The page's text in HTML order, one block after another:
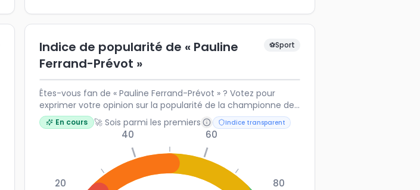
Indice de popularité de « Pauline
Ferrand-Prévot »
⚽Sport
Êtes-vous fan de « Pauline Ferrand-Prévot » ? Votez pour
exprimer votre opinion sur la popularité de la championne de
VTT française.
En cours 🚀 Sois parmi les premiers Indice transparent
20
40 60
80